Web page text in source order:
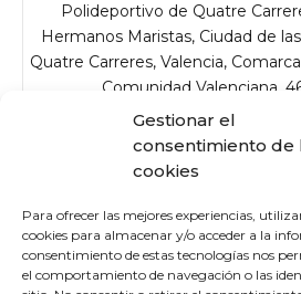
Gestionar el
consentimiento de
cookies
Para ofrecer las mejores experiencias,
cookies para almacenar y/o acceder a la
consentimiento de estas tecnologías nos
el comportamiento de navegación o las
Polideportivo de Quatre
Hermanos Maristas, Ciudad de
Quatre Carreres, Valencia,
Comunidad Valenciana,
Detalles
Hora
10 de enero de
2026
16:00
Liga